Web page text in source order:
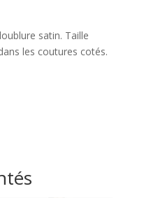
satin. Taille
les coutures cotés.